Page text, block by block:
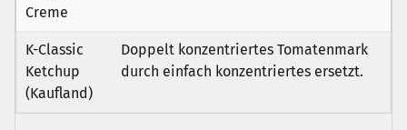
Creme
K-Classic
Ketchup
(Kaufland)
Doppelt konzentriertes Tomatenmark
durch einfach konzentriertes ersetzt.